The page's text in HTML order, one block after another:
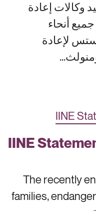
2025 - تشيد وكالات إعادة
أنحاء
لإعادة
IINE
The recently
families,